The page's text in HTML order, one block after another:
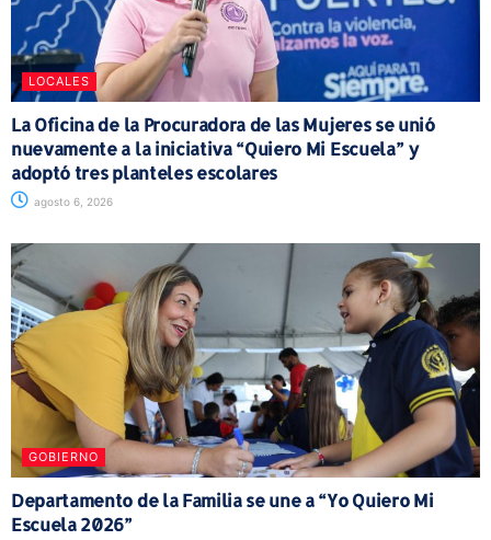
LOCALES
La Oficina de la Procuradora de las Mujeres se unió
nuevamente a la iniciativa “Quiero Mi Escuela” y
adoptó tres planteles escolares
agosto 6, 2026
GOBIERNO
Departamento de la Familia se une a “Yo Quiero Mi
Escuela 2026”